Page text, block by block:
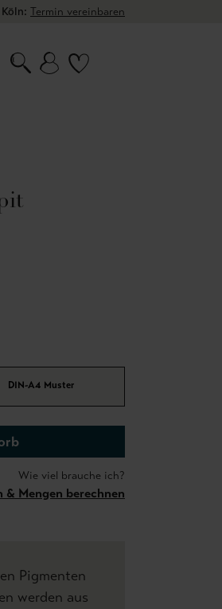
Termin vereinbaren
DIN-A4 Muster
Wie viel brauche ich?
& Mengen berechnen
Pigmenten
werden aus